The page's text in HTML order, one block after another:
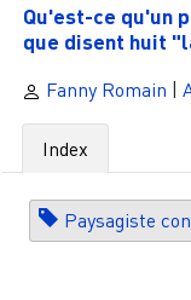
Qu'est-ce qu'un
que disent huit
Fanny Romain
Index
Paysagiste